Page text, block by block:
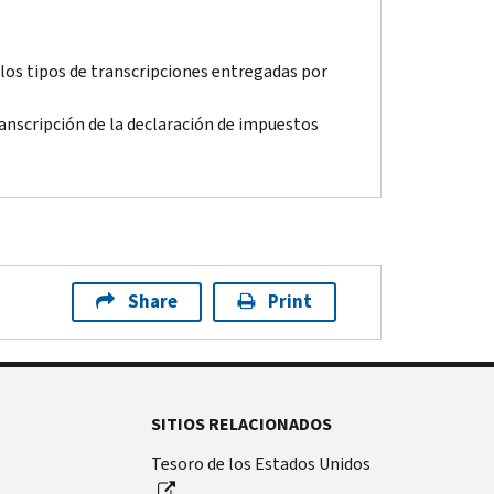
tipos de transcripciones entregadas por
de la declaración de impuestos
Share Print
SITIOS RELACIONADOS
Tesoro de los Estados Unidos